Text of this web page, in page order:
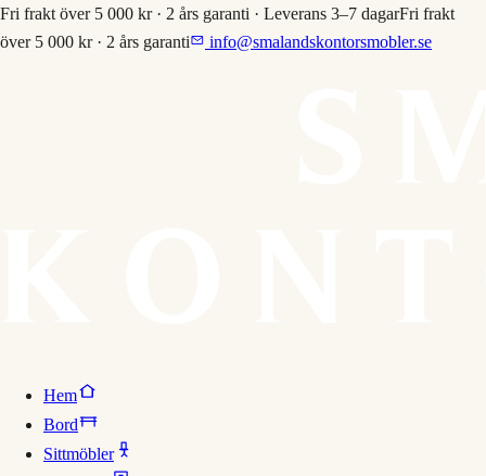
Fri frakt över 5 000 kr · 2 års garanti · Leverans 3–7 dagarFri frakt
över 5 000 kr · 2 års garanti
info@smalandskontorsmobler.se
Hem
Bord
Sittmöbler